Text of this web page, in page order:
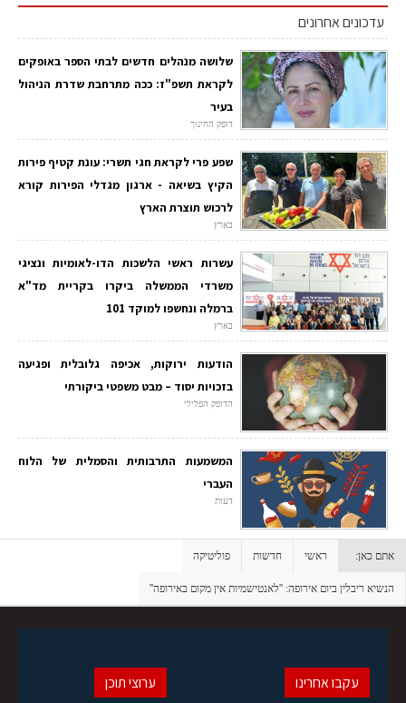
עדכונים אחרונים
שלושה מנהלים חדשים לבתי הספר באופקים
לקראת תשפ"ז: ככה מתרחבת שדרת הניהול
בעיר
דופק החינוך
שפע פרי לקראת חגי תשרי: עונת קטיף פירות
הקיץ בשיאה - ארגון מגדלי הפירות קורא
לרכוש תוצרת הארץ
בארץ
עשרות ראשי הלשכות הדו-לאומיות ונציגי
משרדי הממשלה ביקרו בקריית מד"א
ברמלה ונחשפו למוקד 101
בארץ
הודעות ירוקות, אכיפה גלובלית ופגיעה
בזכויות יסוד – מבט משפטי ביקורתי
הדופק הפלילי
המשמעות התרבותית והסמלית של הלוח
העברי
דעות
אתם כאן: ראשי חדשות פוליטיקה
הנשיא ריבלין ביום אירופה: ''לאנטישמיות אין מקום באירופה''
ערוצי תוכן עקבו אחרינו